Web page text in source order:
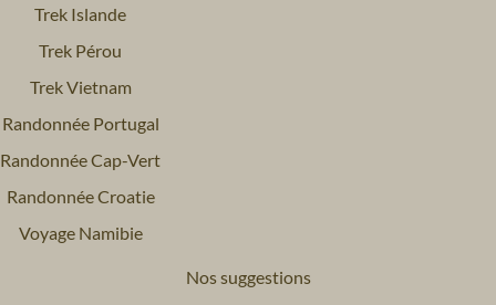
Trek Islande
Trek Pérou
Trek Vietnam
Randonnée Portugal
Randonnée Cap-Vert
Randonnée Croatie
Voyage Namibie
Nos suggestions